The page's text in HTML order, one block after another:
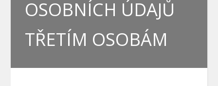
OSOBNÍCH ÚDAJŮ
TŘETÍM OSOBÁM